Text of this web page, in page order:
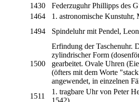
1430
Federzuguhr Phillipps des
1464
1. astronomische
1494
Spindeluhr mit Pendel,
1500
Erfindung der Taschenuhr.
zylindrischer Form
gearbeitet. Ovale Uhren
(öfters mit dem Worte
angewendet, in einzelnen
1511
1. tragbare Uhr von Peter
1542)